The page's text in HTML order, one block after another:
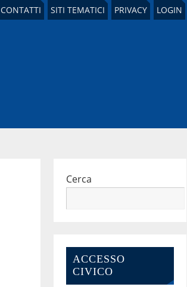
CONTATTI SITI TEMATICI PRIVACY LOGIN
Cerca
ACCESSO
CIVICO